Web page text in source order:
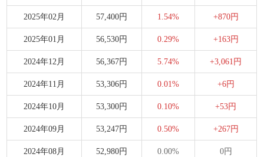
2025年02月 57,400円 1.54% +870円
2025年01月 56,530円 0.29% +163円
2024年12月 56,367円 5.74% +3,061円
2024年11月 53,306円 0.01% +6円
2024年10月 53,300円 0.10% +53円
2024年09月 53,247円 0.50% +267円
2024年08月 52,980円 0.00% 0円